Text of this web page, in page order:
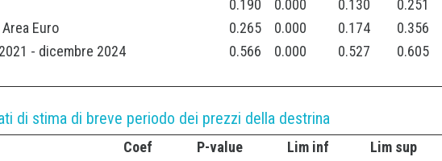
0.190 0.000 0.130
0.251
Euro
0.265 0.000 0.174
0.356
- dicembre 2024
0.566 0.000 0.527
0.605
di stima di breve periodo dei prezzi della destrina
Coef P-value Lim inf
Lim sup